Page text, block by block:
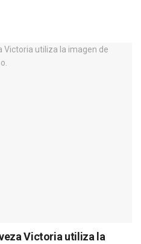
Victoria utiliza la